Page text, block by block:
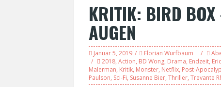
KRITIK: BIRD BOX
AUGEN
Januar 5, 2019 Florian Wurfbaum
2018, Action, BD Wong, Drama, Endzeit,
Malerman, Kritik, Monster, Netflix, Post-
Paulson, Sci-Fi, Susanne Bier, Thriller, Trevante